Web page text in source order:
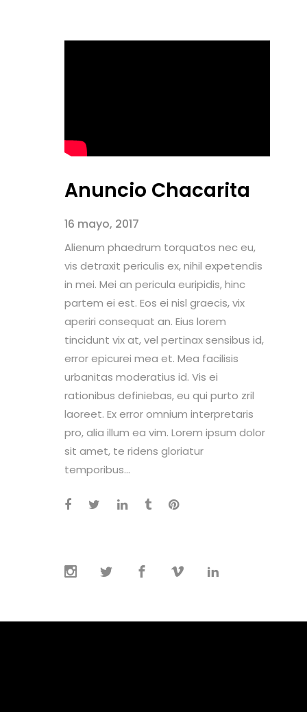
Anuncio Chacarita
16 mayo, 2017
Alienum phaedrum torquatos nec eu,
vis detraxit periculis ex, nihil expetendis
in mei. Mei an pericula euripidis, hinc
partem ei est. Eos ei nisl graecis, vix
aperiri consequat an. Eius lorem
tincidunt vix at, vel pertinax sensibus id,
error epicurei mea et. Mea facilisis
urbanitas moderatius id. Vis ei
rationibus definiebas, eu qui purto zril
laoreet. Ex error omnium interpretaris
pro, alia illum ea vim. Lorem ipsum dolor
sit amet, te ridens gloriatur
temporibus...